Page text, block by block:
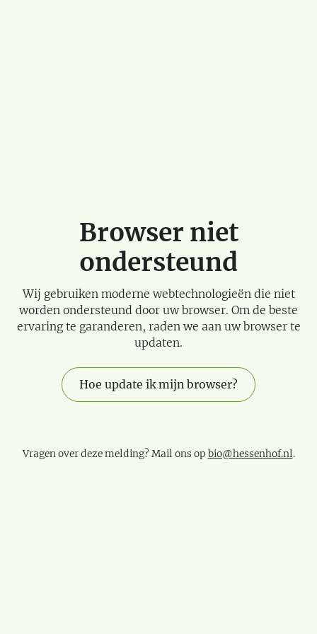
Browser niet
ondersteund
Wij gebruiken moderne webtechnologieën die niet
worden ondersteund door uw browser. Om de beste
ervaring te garanderen, raden we aan uw browser te
updaten.
Hoe update ik mijn browser?
Vragen over deze melding? Mail ons op bio@hessenhof.nl.